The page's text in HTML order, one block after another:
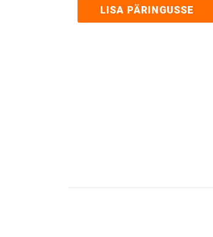
LISA PÄRINGUSSE